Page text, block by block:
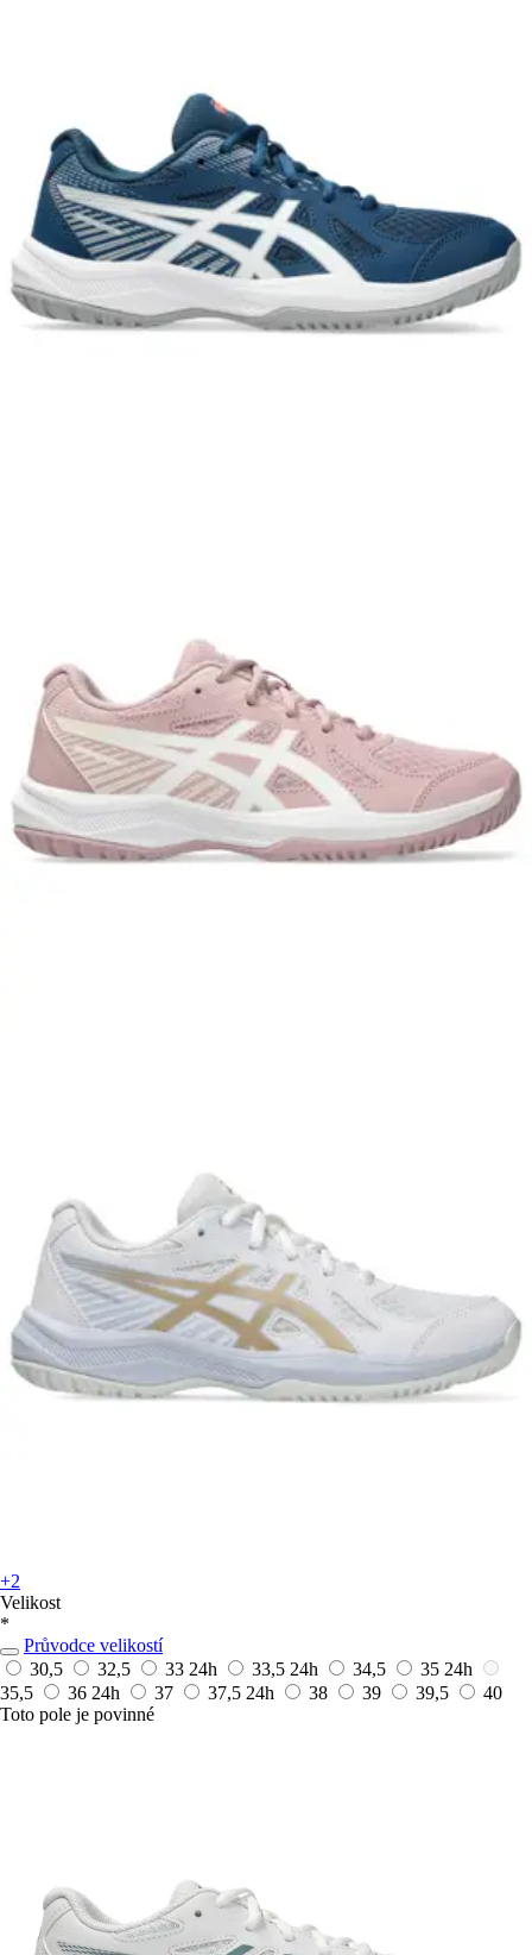
+2
Velikost
*
Průvodce velikostí
30,5
32,5 33 24h 33,5 24h 34,5 35 24h
35,5
36 24h 37 37,5 24h 38 39 39,5
40
Toto pole je povinné